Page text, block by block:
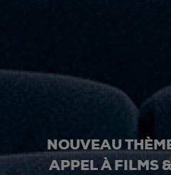
NOUVEAU
APPEL À FILMS